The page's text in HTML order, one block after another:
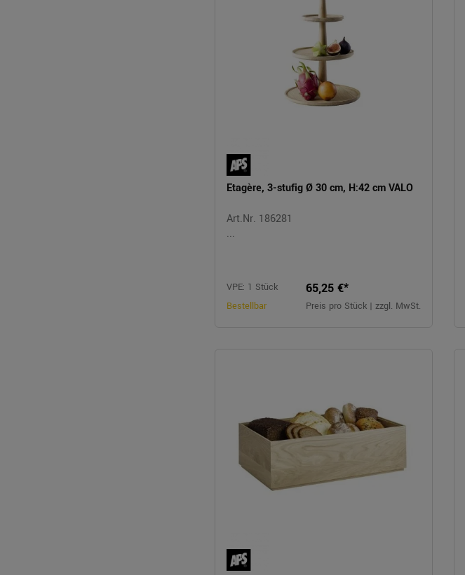
Etagère, 3-stufig Ø 30 cm, H:42 cm VALO
Art.Nr. 186281
...
VPE: 1 Stück
Bestellbar
65,25 €*
Preis pro Stück | zzgl. MwSt.